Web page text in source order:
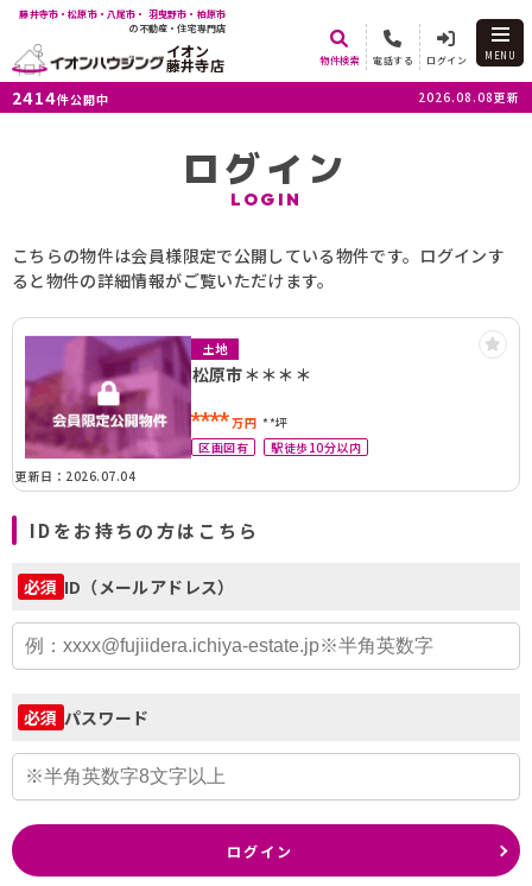
藤井寺市・松原市・八尾市・ 羽曳野市・柏原市
の不動産・住宅専門店
イオン
藤井寺店 物件検索 電話する ログイン MENU
2414件公開中 2026.08.08更新
ログイン
LOGIN
こちらの物件は会員様限定で公開している物件です。ログインす
ると物件の詳細情報がご覧いただけます。
土地
松原市＊＊＊＊
****万円 **坪
区画図有
駅徒歩10分以内
更新日：2026.07.04
IDをお持ちの方はこちら
必須 ID（メールアドレス）
必須 パスワード
ログイン